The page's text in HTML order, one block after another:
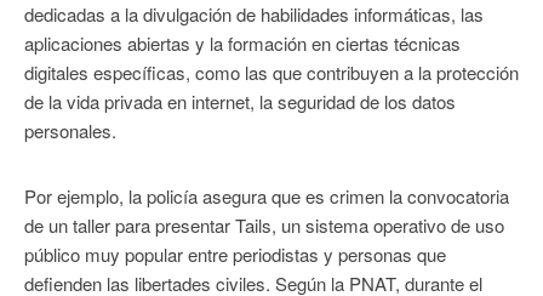
dedicadas a la divulgación de habilidades informáticas, las
aplicaciones abiertas y la formación en ciertas técnicas
digitales específicas, como las que contribuyen a la protección
de la vida privada en internet, la seguridad de los datos
personales.
Por ejemplo, la policía asegura que es crimen la convocatoria
de un taller para presentar Tails, un sistema operativo de uso
público muy popular entre periodistas y personas que
defienden las libertades civiles. Según la PNAT, durante el